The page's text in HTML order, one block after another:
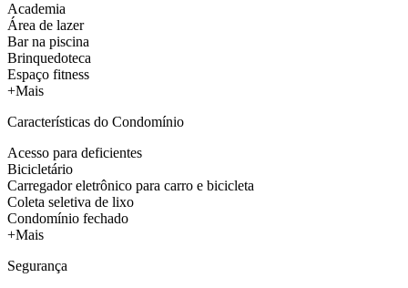
Academia
Área de lazer
Bar na piscina
Brinquedoteca
Espaço fitness
+Mais
Características do Condomínio
Acesso para deficientes
Bicicletário
Carregador eletrônico para carro e bicicleta
Coleta seletiva de lixo
Condomínio fechado
+Mais
Segurança